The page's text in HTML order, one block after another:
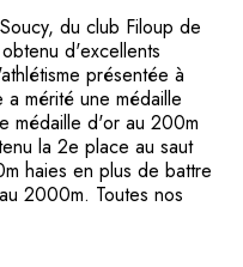
du club Filoup de
d'excellents
présentée à
mérité une médaille
médaille d'or au 200m
la 2e place au saut
haies en plus de battre
2000m. Toutes nos